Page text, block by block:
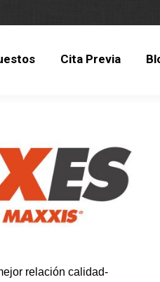
Cita Previa
relación calidad-